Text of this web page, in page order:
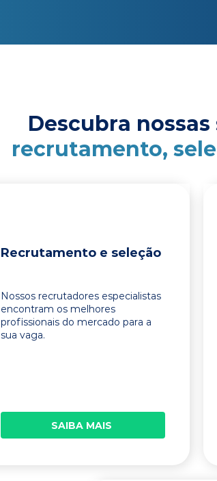
Descubra
recrutamento,
Recrutamento e seleção
Nossos recrutadores especialistas
encontram os melhores
profissionais do mercado para a
sua vaga.
SAIBA MAIS